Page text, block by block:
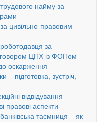
найму за
цивільно-правовим
за
ЦПХ із ФОПом
до оскарження
– підготовка, зустріч,
відвідування
правові аспекти
банківська таємниця – як